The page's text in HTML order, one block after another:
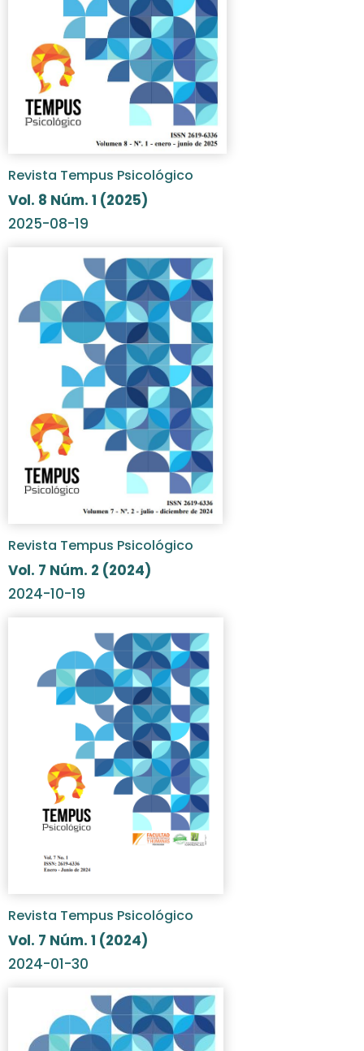
Revista Tempus Psicológico
Vol. 8 Núm. 1 (2025)
2025-08-19
Revista Tempus Psicológico
Vol. 7 Núm. 2 (2024)
2024-10-19
Revista Tempus Psicológico
Vol. 7 Núm. 1 (2024)
2024-01-30